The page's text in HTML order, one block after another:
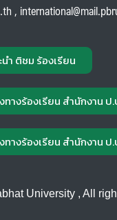
,
นำ ติชม ร้องเรียน
ทางร้องเรียน สำนักงาน ป
ทางร้องเรียน สำนักงาน ป
University , All